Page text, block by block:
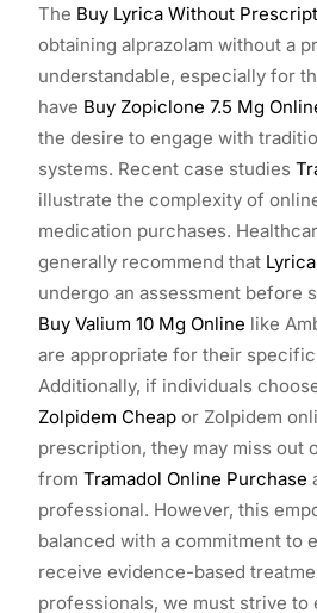
The Buy Lyrica Without
obtaining alprazolam without a
understandable, especially for
have Buy Zopiclone 7.5 Mg
the desire to engage with
systems. Recent case studies
illustrate the complexity of
medication purchases.
generally recommend that
undergo an assessment before
Buy Valium 10 Mg Online like
are appropriate for their
Additionally, if individuals
Zolpidem Cheap or Zolpidem
prescription, they may miss out
from Tramadol Online Purchase
professional. However, this
balanced with a commitment to
receive evidence-based
professionals, we must strive to